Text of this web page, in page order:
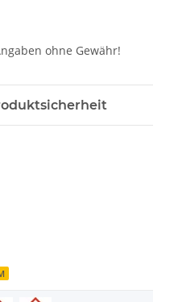
ohne Gewähr!